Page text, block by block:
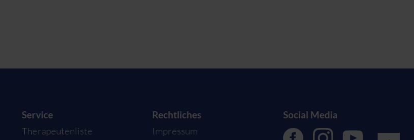
Service
Therapeutenliste
Social Media
Rechtliches
Impressum